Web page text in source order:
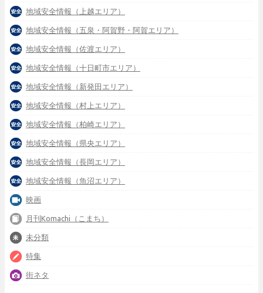
地域安全情報（上越エリア）
地域安全情報（五泉・阿賀野・阿賀エリア）
地域安全情報（佐渡エリア）
地域安全情報（十日町市エリア）
地域安全情報（新発田エリア）
地域安全情報（村上エリア）
地域安全情報（柏崎エリア）
地域安全情報（県央エリア）
地域安全情報（長岡エリア）
地域安全情報（魚沼エリア）
映画
月刊Komachi（こまち）
未分類
特集
街ネタ